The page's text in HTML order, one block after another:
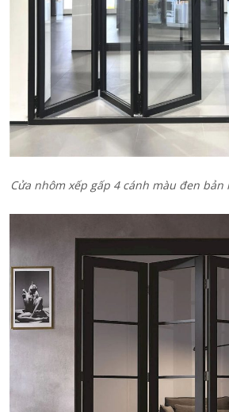
Cửa nhôm xếp gấp 4 cánh màu đen bản